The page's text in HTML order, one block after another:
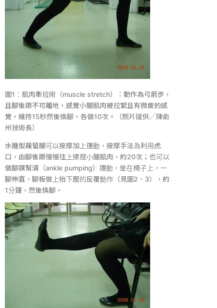
圖1 ：肌肉牽拉術（muscle stretch）：動作為弓箭步，
且腳後跟不可離地，感覺小腿肌肉被拉緊且有微痠的感
覺，維持15秒然後換腳，各做10次。（照片提供／陳俞
州技術長）
水腫型蘿蔔腿可以按摩加上運動，按摩手法為利用虎
口，由腳後跟慢慢往上揉捏小腿肌肉，約20次；也可以
做腳踝幫浦（ankle pumping）運動，坐在椅子上，一
腳伸直，腳板做上抬下壓的反覆動作（見圖2 、 3），約
1分鐘，然後換腳。